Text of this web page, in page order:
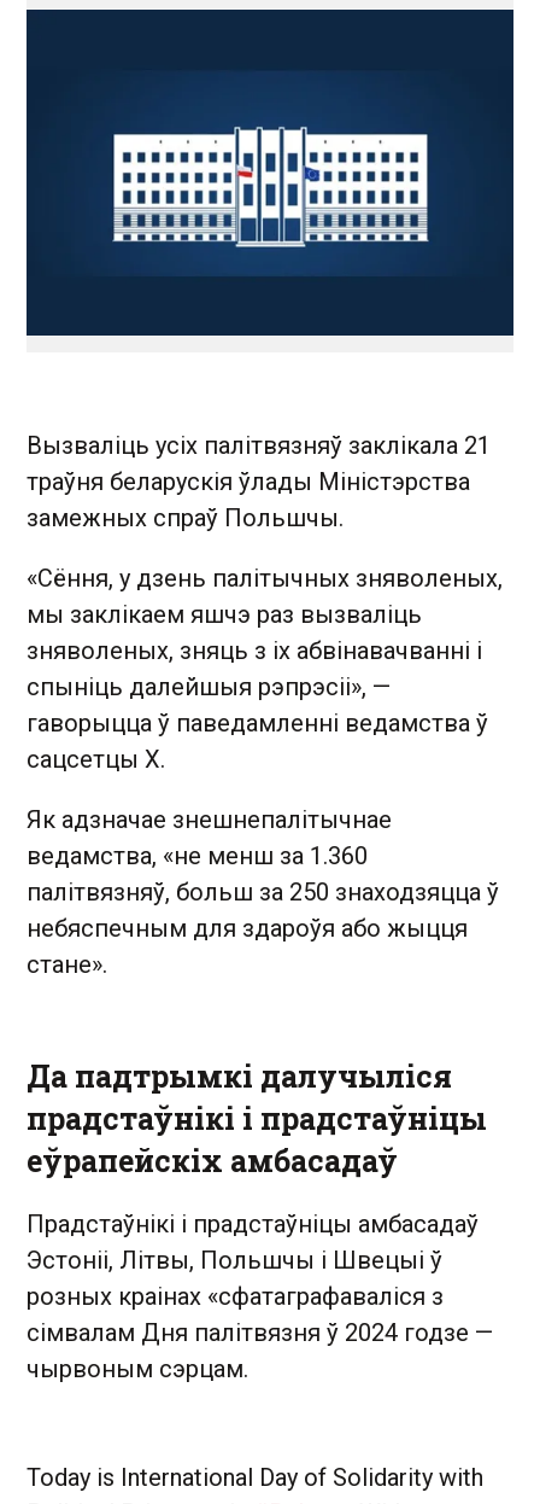
Вызваліць усіх палітвязняў заклікала 21
траўня беларускія ўлады Міністэрства
замежных спраў Польшчы.
«Сёння, у дзень палітычных зняволеных,
мы заклікаем яшчэ раз вызваліць
зняволеных, зняць з іх абвінавачванні і
спыніць далейшыя рэпрэсіі», —
гаворыцца ў паведамленні ведамства ў
сацсетцы X.
Як адзначае знешнепалітычнае
ведамства, «не менш за 1.360
палітвязняў, больш за 250 знаходзяцца ў
небяспечным для здароўя або жыцця
стане».
Да падтрымкі далучыліся
прадстаўнікі і прадстаўніцы
еўрапейскіх амбасадаў
Прадстаўнікі і прадстаўніцы амбасадаў
Эстоніі, Літвы, Польшчы і Швецыі ў
розных краінах «сфатаграфаваліся з
сімвалам Дня палітвязня ў 2024 годзе —
чырвоным сэрцам.
Today is International Day of Solidarity with